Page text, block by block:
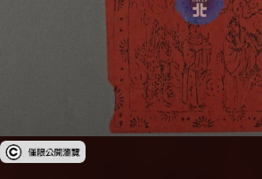
受著作權法保護-僅限於本平台有限度公開瀏覽